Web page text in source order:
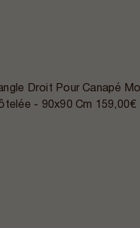
Droit Pour Canapé
- 90x90 Cm
159,00€